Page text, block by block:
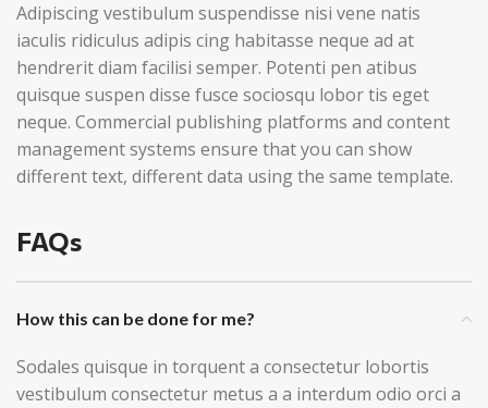
Adipiscing vestibulum suspendisse nisi vene natis
iaculis ridiculus adipis cing habitasse neque ad at
hendrerit diam facilisi semper. Potenti pen atibus
quisque suspen disse fusce sociosqu lobor tis eget
neque. Commercial publishing platforms and content
management systems ensure that you can show
different text, different data using the same template.
FAQs
How this can be done for me?
Sodales quisque in torquent a consectetur lobortis
vestibulum consectetur metus a a interdum odio orci a